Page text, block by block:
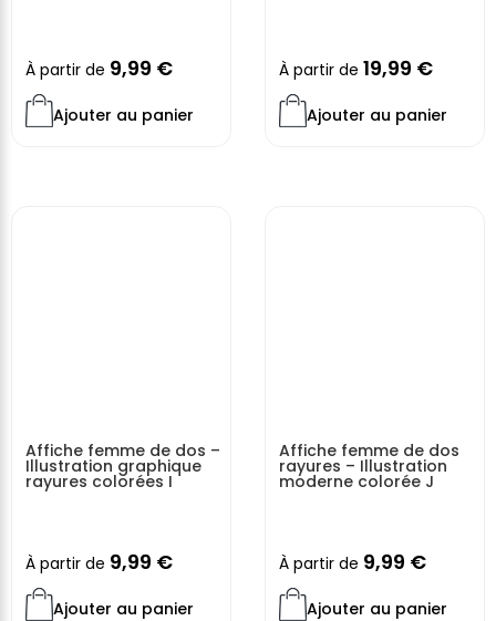
À partir de 9,99 €
Ajouter au panier
À partir de 19,99 €
Ajouter au panier
Affiche femme de dos –
Illustration graphique
rayures colorées I
À partir de 9,99 €
Ajouter au panier
Affiche femme de dos
rayures – Illustration
moderne colorée J
À partir de 9,99 €
Ajouter au panier